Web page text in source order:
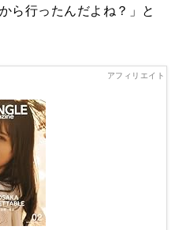
ら行ったんだよね？」と